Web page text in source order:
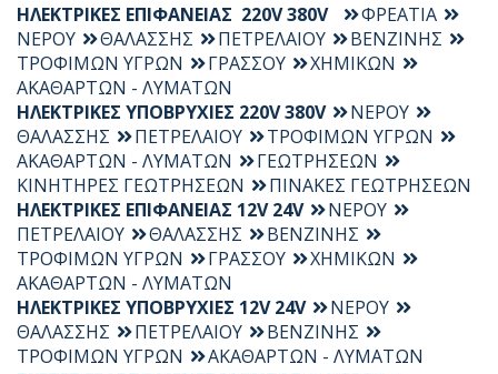
ΗΛΕΚΤΡΙΚΕΣ ΕΠΙΦΑΝΕΙΑΣ 220V 380V
ΦΡΕΑΤΙΑ
ΝΕΡΟΥ
ΘΑΛΑΣΣΗΣ ΠΕΤΡΕΛΑΙΟΥ
ΒΕΝΖΙΝΗΣ
ΤΡΟΦΙΜΩΝ ΥΓΡΩΝ
ΓΡΑΣΣΟΥ
ΧΗΜΙΚΩΝ
ΑΚΑΘΑΡΤΩΝ - ΛΥΜΑΤΩΝ
ΗΛΕΚΤΡΙΚΕΣ ΥΠΟΒΡΥΧΙΕΣ 220V 380V
ΝΕΡΟΥ
ΘΑΛΑΣΣΗΣ
ΠΕΤΡΕΛΑΙΟΥ
ΤΡΟΦΙΜΩΝ ΥΓΡΩΝ
ΑΚΑΘΑΡΤΩΝ - ΛΥΜΑΤΩΝ
ΓΕΩΤΡΗΣΕΩΝ
ΚΙΝΗΤΗΡΕΣ ΓΕΩΤΡΗΣΕΩΝ
ΠΙΝΑΚΕΣ ΓΕΩΤΡΗΣΕΩΝ
ΗΛΕΚΤΡΙΚΕΣ ΕΠΙΦΑΝΕΙΑΣ 12V 24V
ΝΕΡΟΥ
ΠΕΤΡΕΛΑΙΟΥ
ΘΑΛΑΣΣΗΣ
ΒΕΝΖΙΝΗΣ
ΤΡΟΦΙΜΩΝ ΥΓΡΩΝ
ΓΡΑΣΣΟΥ
ΧΗΜΙΚΩΝ
ΑΚΑΘΑΡΤΩΝ - ΛΥΜΑΤΩΝ
ΗΛΕΚΤΡΙΚΕΣ ΥΠΟΒΡΥΧΙΕΣ 12V 24V
ΝΕΡΟΥ
ΘΑΛΑΣΣΗΣ
ΠΕΤΡΕΛΑΙΟΥ
ΒΕΝΖΙΝΗΣ
ΤΡΟΦΙΜΩΝ ΥΓΡΩΝ
ΑΚΑΘΑΡΤΩΝ - ΛΥΜΑΤΩΝ